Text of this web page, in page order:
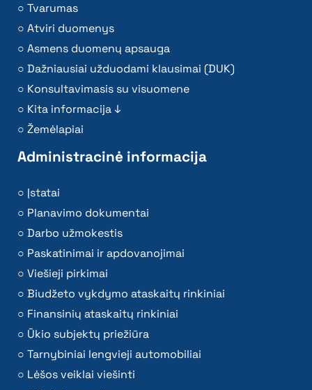
Tvarumas
Atviri duomenys
Asmens duomenų apsauga
Dažniausiai užduodami klausimai (DUK)
Konsultavimasis su visuomene
Kita informacija ↓
Žemėlapiai
Administracinė informacija
Įstatai
Planavimo dokumentai
Darbo užmokestis
Paskatinimai ir apdovanojimai
Viešieji pirkimai
Biudžeto vykdymo ataskaitų rinkiniai
Finansinių ataskaitų rinkiniai
Ūkio subjektų priežiūra
Tarnybiniai lengvieji automobiliai
Lėšos veiklai viešinti